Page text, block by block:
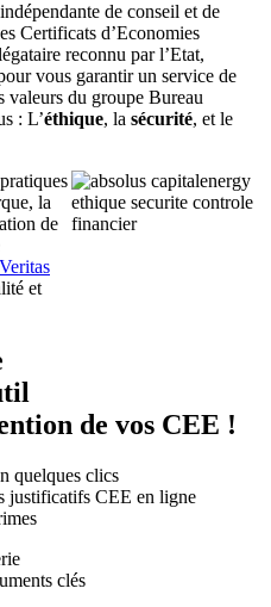
de conseil et de
Certificats d’Economies
reconnu par l’Etat,
vous garantir un service de
valeurs du groupe Bureau
: L’éthique, la sécurité, et le
la
de
et
de vos CEE !
quelques clics
justificatifs CEE en ligne
clés